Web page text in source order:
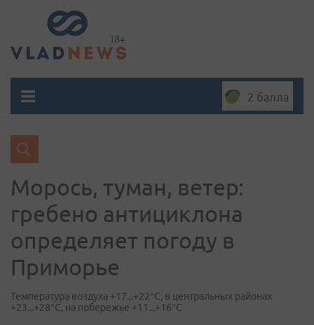
2 балла
Морось, туман, ветер:
гребено антициклона
определяет погоду в
Приморье
Температура воздуха +17...+22°C, в центральных районах
+23...+28°C, на побережье +11...+16°C